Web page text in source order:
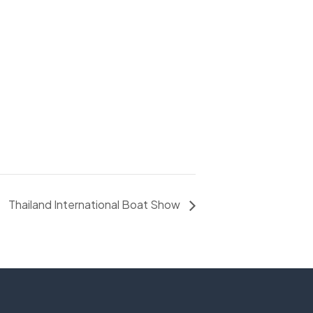
Thailand International Boat Show